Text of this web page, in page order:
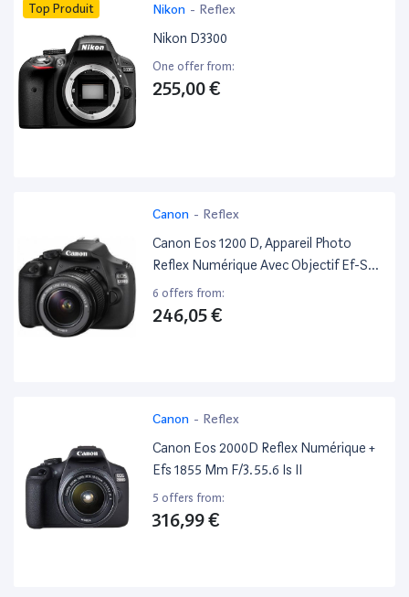
Top Produit Nikon - Reflex
Nikon D3300
One offer from:
255,00 €
Canon - Reflex
Canon Eos 1200 D, Appareil Photo
Reflex Numérique Avec Objectif Ef-S
18–55 Mm F/3. 5–5.6 III Objectif
6 offers from:
246,05 €
Canon - Reflex
Canon Eos 2000D Reflex Numérique +
Efs 1855 Mm F/3.55.6 Is II
5 offers from:
316,99 €